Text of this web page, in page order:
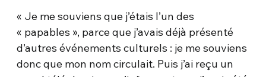
« Je me souviens que j’étais l’un des
« papables », parce que j’avais déjà présenté
d’autres événements culturels : je me souviens
donc que mon nom circulait. Puis j’ai reçu un